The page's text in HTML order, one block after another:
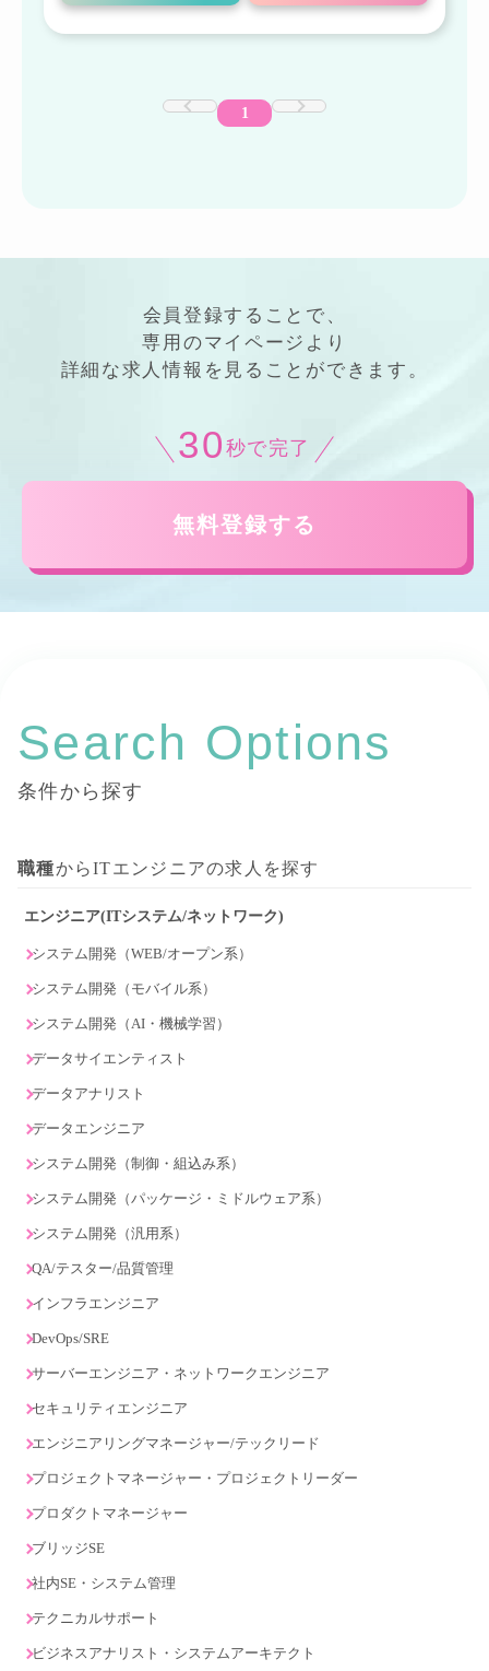
1
会員登録することで、
専用のマイページ より
詳細 な求人情報 を見ることができます。
30 秒で完了
無料登録する
Search Options
条件から探す
職種からITエンジニアの求人を探す
エンジニア(ITシステム/ネットワーク)
システム開発（WEB/オープン系）
システム開発（モバイル系）
システム開発（AI・機械学習）
データサイエンティスト
データアナリスト
データエンジニア
システム開発（制御・組込み系）
システム開発（パッケージ・ミドルウェア系）
システム開発（汎用系）
QA/テスター/品質管理
インフラエンジニア
DevOps/SRE
サーバーエンジニア・ネットワークエンジニア
セキュリティエンジニア
エンジニアリングマネージャー/テックリード
プロジェクトマネージャー・プロジェクトリーダー
プロダクトマネージャー
ブリッジSE
社内SE・システム管理
テクニカルサポート
ビジネスアナリスト・システムアーキテクト